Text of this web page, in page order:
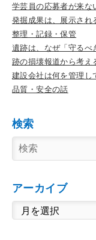
学芸員の応募者が来な
発掘成果は、展示され
整理・記録・保管
遺跡は、なぜ「守る
跡の損壊報道から考え
建設会社は何を管理し
品質・安全の話
検索
アーカイブ
ー